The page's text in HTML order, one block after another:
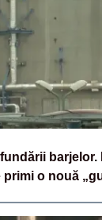
barjelor.
o nouă